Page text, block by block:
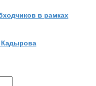
в рамках
Кадырова